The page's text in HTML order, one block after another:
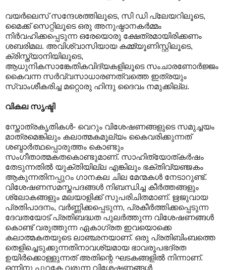
വയർലെസ് സന്ദേശത്തിലൂടെ, സി ഡി പ്ലേയറിലൂടെ,
മൈക്ക് സെറ്റിലൂടെ ഒരു അനുഷ്ഠാനകർമ്മം
നിർവഹിക്കപ്പെടുന്ന ഒരേയൊരു ക്ഷേത്രമായിരിക്കണം
ശബരിമല. അവിശ്വാസിയായ കമ്മ്യൂണിസ്റ്റിലൂടെ,
ക്രിസ്ത്യാനിയിലൂടെ,
ആധുനികസാങ്കേതികവിദ്യകളിലൂടെ സംചാരണോർജ്ജം
കൈവന്ന സർവ്വസാധാരണത്വത്തെ ഇത്രയും
സ്വാംശീകരിച്ച മറ്റൊരു ഹിന്ദു ദൈവം നമുക്കില്ല.
വികല സൃഷ്ടി
സ്തോത്രകൃതികൾ- വെറും വിശേഷണങ്ങളുടെ സമുച്ചയം
മാത്രമെങ്കിലും കലാത്മകമൂല്യം കൈവരിക്കുന്നത്
ശബ്ദാർത്ഥപ്പൊരുത്തം കൊണ്ടും
സംഗീതാത്മകതകൊണ്ടുമാണ്. സാഹിത്യോത്കർഷം
തേടുന്നതിൽ യുക്തിയില്ല എങ്കിലും ഭക്തിവ്യഞ്ജകം
ആകുന്നതിനപ്പുറം ഗാനകല ചില മേന്മകൾ നേടാറുണ്ട്.
വിശേഷണസമസ്തപദങ്ങൾ നിബന്ധിച്ച കീർത്തങ്ങളും
ശ്ലോകങ്ങളും മലയാളിക്ക് സുപരിചിതമാണ്. ഋജുവായ
പ്രതിപാദനം, വർണ്ണിക്കപ്പെടുന്ന, പ്രകീർത്തിക്കപ്പെടുന്ന
ദേവതയോട് പ്രതിബദ്ധത പുലർത്തുന്ന വിശേഷണങ്ങൾ
കൊണ്ട് വരുത്തുന്ന ഏകാഗ്രത ഇവയൊക്കെ
കലാത്മകതയുടെ ലാഞ്ഛനയാണ്. ഒരു പ്രതിബിംബത്തെ
തെളിച്ചെടുക്കുന്നതിനാവശ്യമായ ഭാവരൂപഭദ്രത
ഉയിർക്കൊള്ളുന്നത് അതിന്റെ ഘടകങ്ങളിൽ നിന്നാണ്.
ഒന്നിനു പുറകേ വരുന്ന വിശേഷണങ്ങൾ